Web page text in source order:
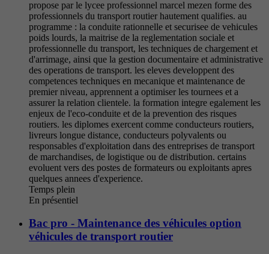
propose par le lycee professionnel marcel mezen forme des
professionnels du transport routier hautement qualifies. au
programme : la conduite rationnelle et securisee de vehicules
poids lourds, la maitrise de la reglementation sociale et
professionnelle du transport, les techniques de chargement et
d'arrimage, ainsi que la gestion documentaire et administrative
des operations de transport. les eleves developpent des
competences techniques en mecanique et maintenance de
premier niveau, apprennent a optimiser les tournees et a
assurer la relation clientele. la formation integre egalement les
enjeux de l'eco-conduite et de la prevention des risques
routiers. les diplomes exercent comme conducteurs routiers,
livreurs longue distance, conducteurs polyvalents ou
responsables d'exploitation dans des entreprises de transport
de marchandises, de logistique ou de distribution. certains
evoluent vers des postes de formateurs ou exploitants apres
quelques annees d'experience.
Temps plein
En présentiel
Bac pro - Maintenance des véhicules option
véhicules de transport routier